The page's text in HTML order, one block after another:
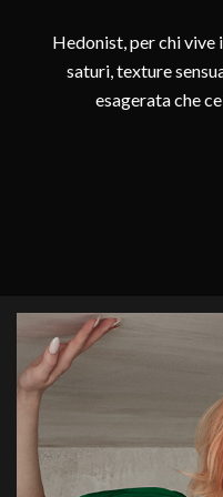
Hedonist, per chi vive
saturi, texture
esagerata che